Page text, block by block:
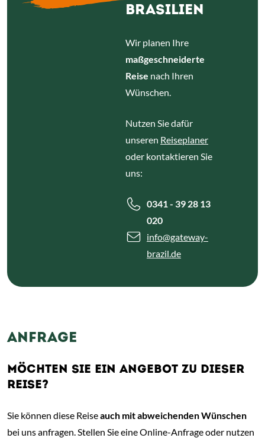
BRASILIEN
Wir planen Ihre
maßgeschneiderte
Reise nach Ihren
Wünschen.
Nutzen Sie dafür
unseren Reiseplaner
oder kontaktieren Sie
uns:
0341 - 39 28 13
020
info@gateway-
brazil.de
ANFRAGE
MÖCHTEN SIE EIN ANGEBOT ZU DIESER
REISE?
Sie können diese Reiseauch mit abweichenden Wünschen
bei uns anfragen. Stellen Sie eine Online-Anfrage oder nutzen